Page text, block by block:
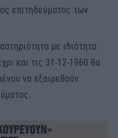
επιτηδεύματος των
με ιδιότητα
και τις 31-12-1960 θα
να εξαιρεθούν